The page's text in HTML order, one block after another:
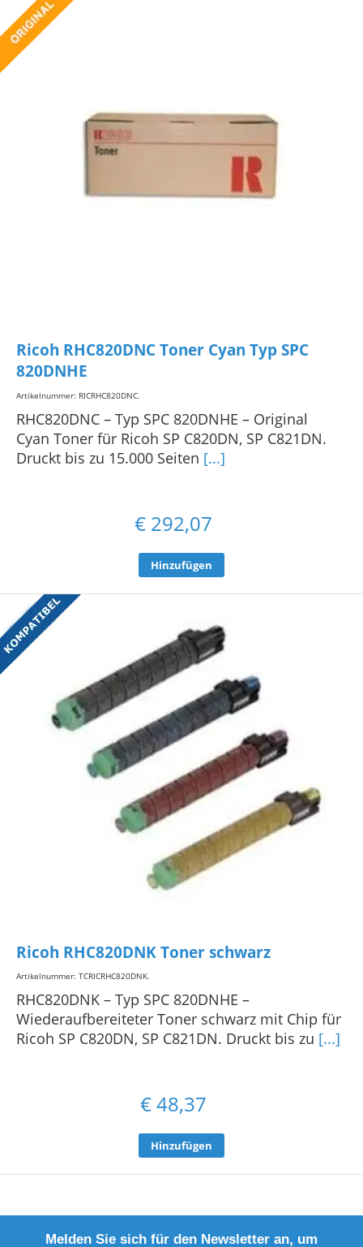
Ricoh RHC820DNC Toner Cyan Typ SPC
820DNHE
Artikelnummer: RICRHC820DNC.
RHC820DNC – Typ SPC 820DNHE – Original
Cyan Toner für Ricoh SP C820DN, SP C821DN.
Druckt bis zu 15.000 Seiten [...]
€ 292,07
Hinzufügen
Ricoh RHC820DNK Toner schwarz
Artikelnummer: TCRICRHC820DNK.
RHC820DNK – Typ SPC 820DNHE –
Wiederaufbereiteter Toner schwarz mit Chip für
Ricoh SP C820DN, SP C821DN. Druckt bis zu [...]
€48,37
Hinzufügen
Melden Sie sich für den Newsletter an, um